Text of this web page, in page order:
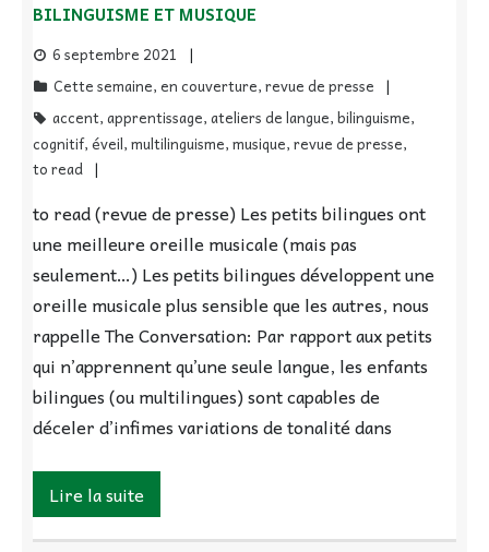
BILINGUISME ET MUSIQUE
6 septembre 2021
Cette semaine,en couverture,revue de presse
accent,apprentissage,ateliers de langue,bilinguisme,
cognitif,éveil,multilinguisme,musique,revue de presse,
to read
to read (revue de presse) Les petits bilingues ont
une meilleure oreille musicale (mais pas
seulement…) Les petits bilingues développent une
oreille musicale plus sensible que les autres, nous
rappelle The Conversation: Par rapport aux petits
qui n’apprennent qu’une seule langue, les enfants
bilingues (ou multilingues) sont capables de
déceler d’infimes variations de tonalité dans
Lire la suite